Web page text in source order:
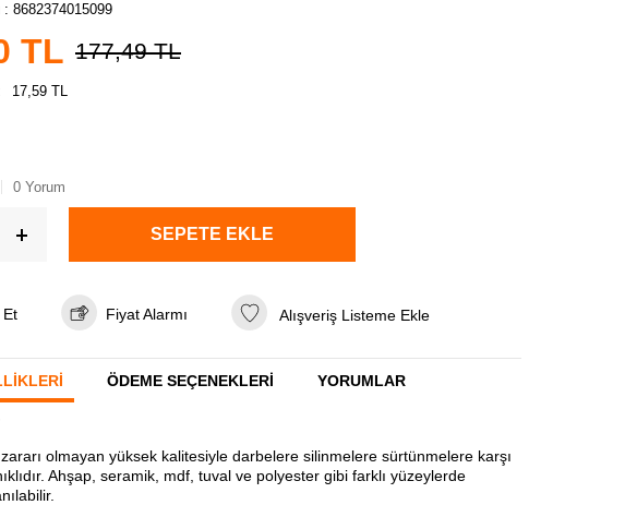
: 8682374015099
TL 177,49TL
17,59TL
0 Yorum
SEPETE EKLE
Et Fiyat Alarmı Alışveriş Listeme Ekle
ÖDEME SEÇENEKLERI YORUMLAR
olmayan yüksek kalitesiyle darbelere silinmelere sürtünmelere karşı
Ahşap, seramik, mdf, tuval ve polyester gibi farklı yüzeylerde